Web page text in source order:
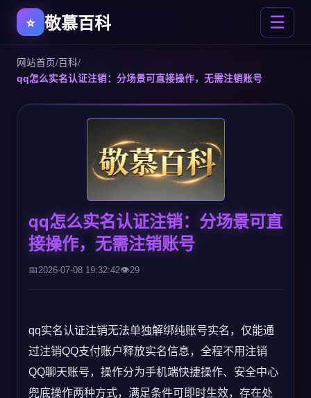
敬慕百科 ☰
网站首页/百科/
qq怎么实名认证注销：分场景可直接操作，无需注销账号
qq怎么实名认证注销：分场景可直
接操作，无需注销账号
2026-07-08 19:32:42 29
qq实名认证注销无法单独解绑纯账号实名，仅能通
过注销QQ支付账户释放实名信息，全程不用注销
QQ聊天账号，操作分为手机端快捷操作、安全中心
兜底操作两种方式，满足条件可即时生效，存在处